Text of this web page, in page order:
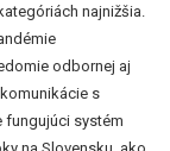
najnižšia.
odbornej aj
s
fungujúci systém